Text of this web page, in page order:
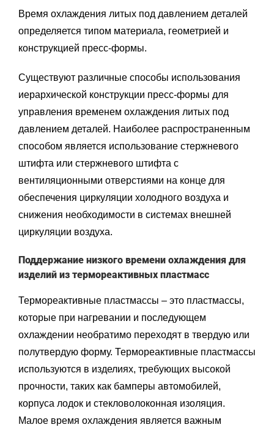
Время охлаждения литых под давлением деталей
определяется типом материала, геометрией и
конструкцией пресс-формы.
Существуют различные способы использования
иерархической конструкции пресс-формы для
управления временем охлаждения литых под
давлением деталей. Наиболее распространенным
способом является использование стержневого
штифта или стержневого штифта с
вентиляционными отверстиями на конце для
обеспечения циркуляции холодного воздуха и
снижения необходимости в системах внешней
циркуляции воздуха.
Поддержание низкого времени охлаждения для
изделий из термореактивных пластмасс
Термореактивные пластмассы – это пластмассы,
которые при нагревании и последующем
охлаждении необратимо переходят в твердую или
полутвердую форму. Термореактивные пластмассы
используются в изделиях, требующих высокой
прочности, таких как бамперы автомобилей,
корпуса лодок и стекловолоконная изоляция.
Малое время охлаждения является важным